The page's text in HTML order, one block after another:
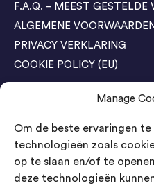
Manage
Om de beste ervaringen
technologieën zoals
op te slaan en/of te
deze technologieën
F.A.Q. – MEEST GESTELDE
ALGEMENE VOORWAARDEN
PRIVACY VERKLARING
COOKIE POLICY (EU)
Agenda Trade Shows
04-05 November / SVG
Bestel GRATIS kaarten
24-26 March / IAW Trade
Bestel GRATIS kaarten